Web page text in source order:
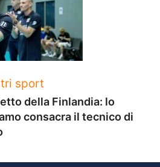
sport
della Finlandia: lo
consacra il tecnico di